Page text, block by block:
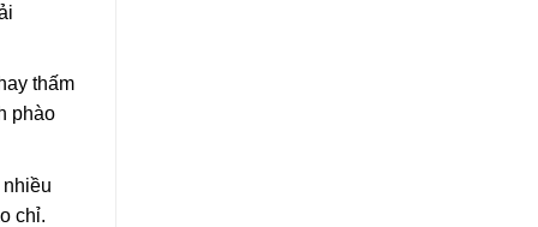
thấm
phào
chỉ.